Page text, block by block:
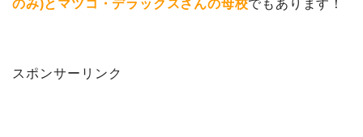
のみ)とマツコ・デラックスさんの母校でもあります！
スポンサーリンク